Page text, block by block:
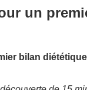
un
bilan